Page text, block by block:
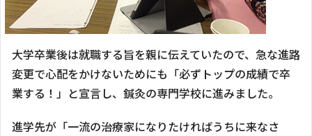
大学卒業後は就職する旨を親に伝えていたので、急な進路
変更で心配をかけないためにも「必ずトップの成績で卒
業する！」と宣言し、鍼灸の専門学校に進みました。
進学先が「一流の治療家になりたければうちに来なさ